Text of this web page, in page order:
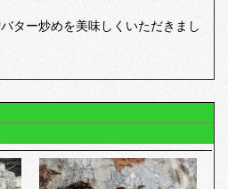
ター炒めを美味しくいただきまし